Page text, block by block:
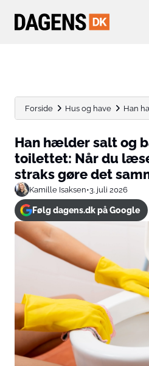
Forside Hus og have Han
Han hælder salt og
toilettet: Når du
straks gøre det
Kamille Isaksen•3. juli 2026
Følg dagens.dk på Google